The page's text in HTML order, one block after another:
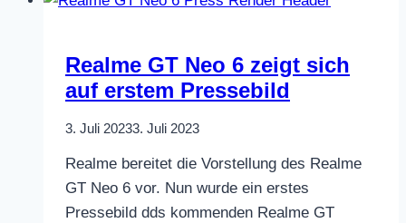
Realme GT Neo 6 zeigt sich
auf erstem Pressebild
3. Juli 20233. Juli 2023
Realme bereitet die Vorstellung des Realme
GT Neo 6 vor. Nun wurde ein erstes
Pressebild dds kommenden Realme GT